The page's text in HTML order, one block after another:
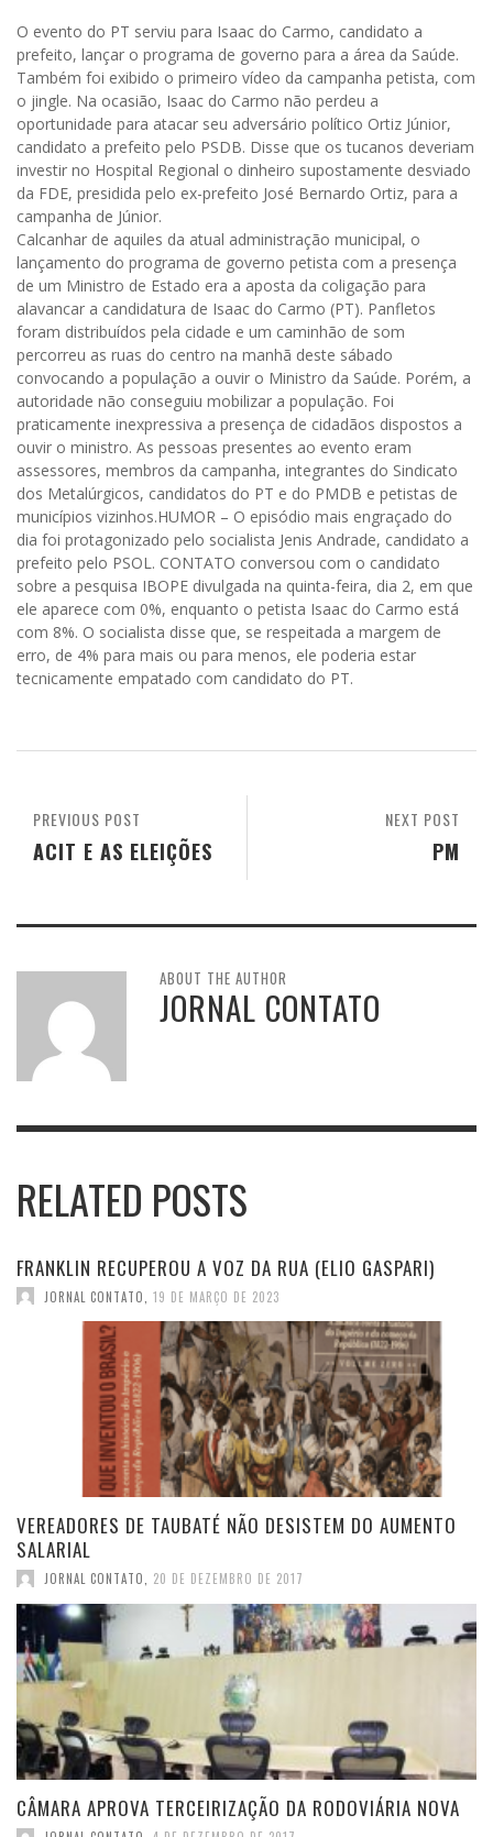
O evento do PT serviu para Isaac do Carmo, candidato a
prefeito, lançar o programa de governo para a área da Saúde.
Também foi exibido o primeiro vídeo da campanha petista, com
o jingle. Na ocasião, Isaac do Carmo não perdeu a
oportunidade para atacar seu adversário político Ortiz Júnior,
candidato a prefeito pelo PSDB. Disse que os tucanos deveriam
investir no Hospital Regional o dinheiro supostamente desviado
da FDE, presidida pelo ex-prefeito José Bernardo Ortiz, para a
campanha de Júnior.
Calcanhar de aquiles da atual administração municipal, o
lançamento do programa de governo petista com a presença
de um Ministro de Estado era a aposta da coligação para
alavancar a candidatura de Isaac do Carmo (PT). Panfletos
foram distribuídos pela cidade e um caminhão de som
percorreu as ruas do centro na manhã deste sábado
convocando a população a ouvir o Ministro da Saúde. Porém, a
autoridade não conseguiu mobilizar a população. Foi
praticamente inexpressiva a presença de cidadãos dispostos a
ouvir o ministro. As pessoas presentes ao evento eram
assessores, membros da campanha, integrantes do Sindicato
dos Metalúrgicos, candidatos do PT e do PMDB e petistas de
municípios vizinhos.HUMOR – O episódio mais engraçado do
dia foi protagonizado pelo socialista Jenis Andrade, candidato a
prefeito pelo PSOL. CONTATO conversou com o candidato
sobre a pesquisa IBOPE divulgada na quinta-feira, dia 2, em que
ele aparece com 0%, enquanto o petista Isaac do Carmo está
com 8%. O socialista disse que, se respeitada a margem de
erro, de 4% para mais ou para menos, ele poderia estar
tecnicamente empatado com candidato do PT.
NEXT POST
PM
PREVIOUS POST
ACIT E AS ELEIÇÕES
ABOUT THE AUTHOR
JORNAL CONTATO
RELATED POSTS
FRANKLIN RECUPEROU A VOZ DA RUA (ELIO GASPARI)
JORNAL CONTATO 19 DE MARÇO DE 2023
VEREADORES DE TAUBATÉ NÃO DESISTEM DO AUMENTO
SALARIAL
JORNAL CONTATO, 20 DE DEZEMBRO DE 2017
CÂMARA APROVA TERCEIRIZAÇÃO DA RODOVIÁRIA NOVA